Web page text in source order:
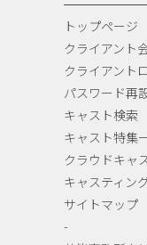
トップページ
クライアント
クライアント
パスワード再
キャスト検索
キャスト特集
クラウドキャ
キャスティン
サイトマップ
-